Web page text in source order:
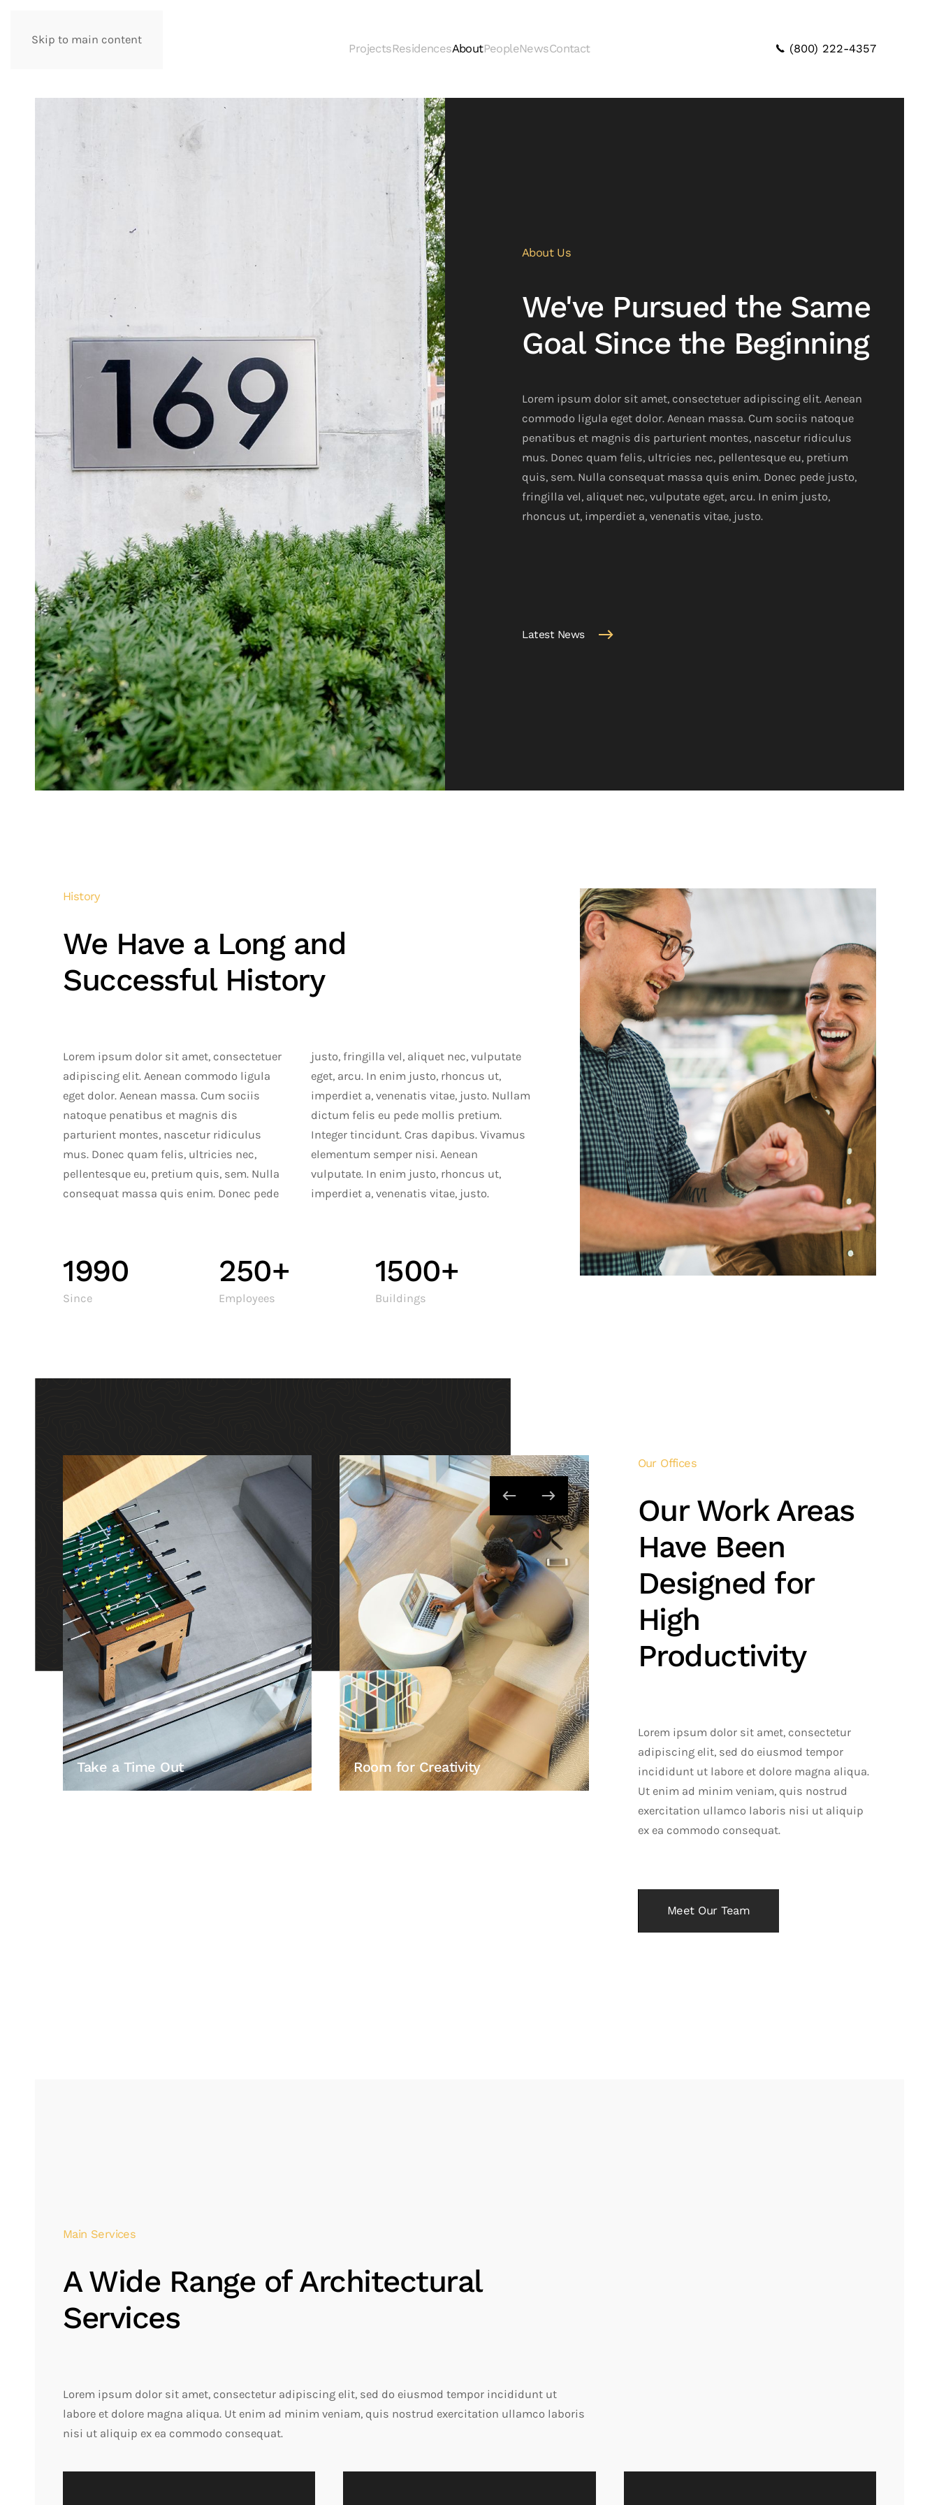
Skip to main content
ProjectsResidencesAboutPeopleNewsContact (800) 222-4357
About Us
We've Pursued the Same
Goal Since the Beginning
Lorem ipsum dolor sit amet, consectetuer adipiscing elit. Aenean
commodo ligula eget dolor. Aenean massa. Cum sociis natoque
penatibus et magnis dis parturient montes, nascetur ridiculus
mus. Donec quam felis, ultricies nec, pellentesque eu, pretium
quis, sem. Nulla consequat massa quis enim. Donec pede justo,
fringilla vel, aliquet nec, vulputate eget, arcu. In enim justo,
rhoncus ut, imperdiet a, venenatis vitae, justo.
Latest News
History
We Have a Long and
Successful History
Lorem ipsum dolor sit amet, consectetuer
adipiscing elit. Aenean commodo ligula
eget dolor. Aenean massa. Cum sociis
natoque penatibus et magnis dis
parturient montes, nascetur ridiculus
mus. Donec quam felis, ultricies nec,
pellentesque eu, pretium quis, sem. Nulla
consequat massa quis enim. Donec pede
justo, fringilla vel, aliquet nec, vulputate
eget, arcu. In enim justo, rhoncus ut,
imperdiet a, venenatis vitae, justo. Nullam
dictum felis eu pede mollis pretium.
Integer tincidunt. Cras dapibus. Vivamus
elementum semper nisi. Aenean
vulputate. In enim justo, rhoncus ut,
imperdiet a, venenatis vitae, justo.
1990
Since
250+
Employees
1500+
Buildings
Take a Time Out Room for Creativity
Relaxed Communication
Environment
Our Offices
Our Work Areas
Have Been
Designed for
High
Productivity
Lorem ipsum dolor sit amet, consectetur
adipiscing elit, sed do eiusmod tempor
incididunt ut labore et dolore magna aliqua.
Ut enim ad minim veniam, quis nostrud
exercitation ullamco laboris nisi ut aliquip
ex ea commodo consequat.
Meet Our Team
Main Services
A Wide Range of Architectural
Services
Lorem ipsum dolor sit amet, consectetur adipiscing elit, sed do eiusmod tempor incididunt ut
labore et dolore magna aliqua. Ut enim ad minim veniam, quis nostrud exercitation ullamco laboris
nisi ut aliquip ex ea commodo consequat.